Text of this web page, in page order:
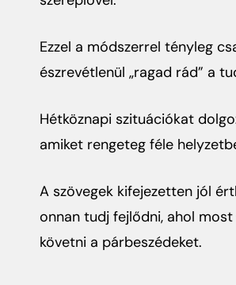
Ezzel a módszerrel tényleg
észrevétlenül „ragad rád” a
Hétköznapi szituációkat
amiket rengeteg féle
A szövegek kifejezetten jól
onnan tudj fejlődni, ahol
követni a párbeszédeket.